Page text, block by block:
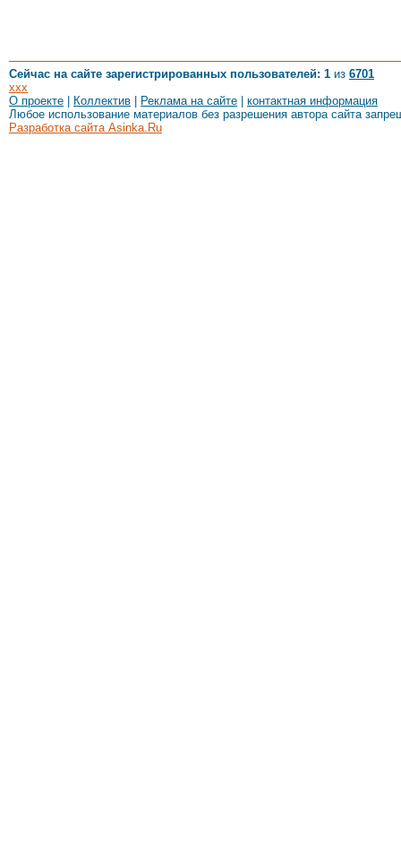
Сейчас на сайте зарегистрированных пользователей: 1 из 6701
xxx
О проекте
Коллектив Реклама на сайте
контактная информация
Любое использование материалов без разрешения автора сайта
Разработка сайта Asinka.Ru